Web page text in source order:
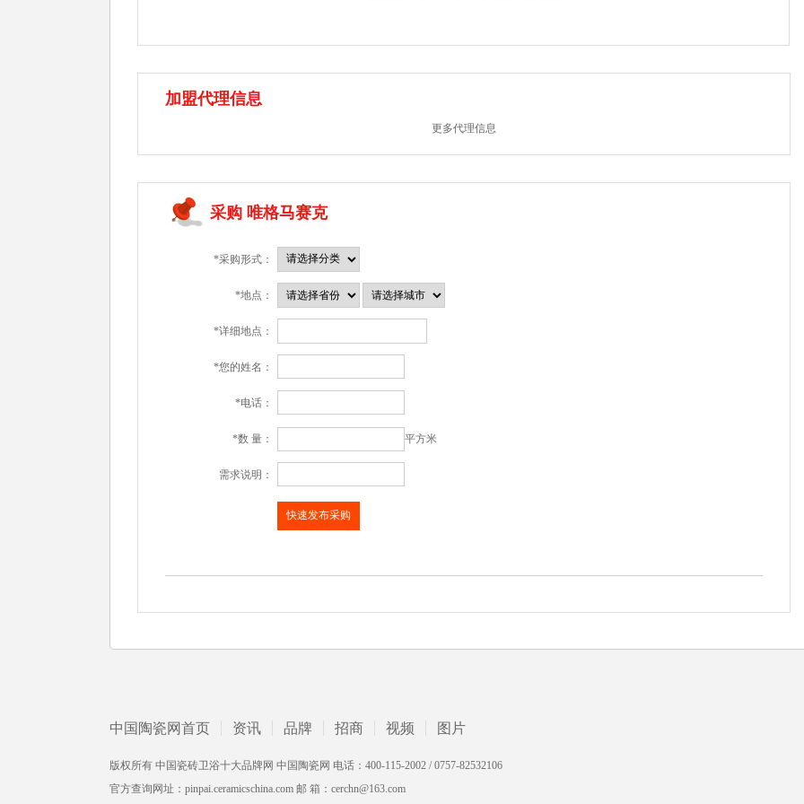
加盟代理信息
更多代理信息
采购 唯格马赛克
*采购形式：
*地点：
*详细地点：
*您的姓名：
*电话：
*数 量： 平方米
需求说明：
中国陶瓷网首页 资讯 品牌 招商 视频 图片
版权所有 中国瓷砖卫浴十大品牌网 中国陶瓷网 电话：400-115-2002 / 0757-82532106
官方查询网址：pinpai.ceramicschina.com 邮 箱：cerchn@163.com